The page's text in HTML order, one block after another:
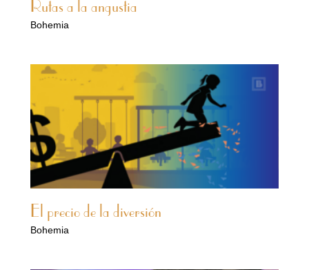
Rutas a la angustia
Bohemia
El precio de la diversión
Bohemia